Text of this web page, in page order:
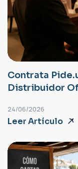
Contrata
Distribuidor
24/06/2026
Leer Artículo